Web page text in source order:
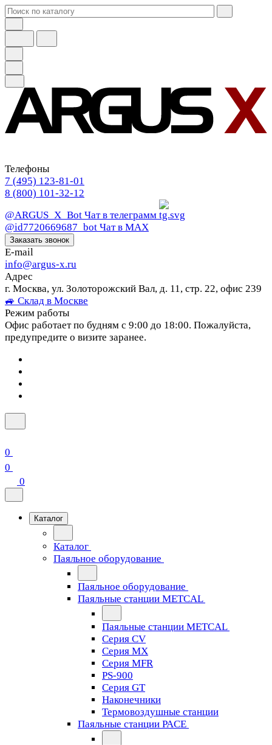
Телефоны
7 (495) 123-81-01
8 (800) 101-32-12
@ARGUS_X_Bot Чат в телеграмм
@id7720669687_bot Чат в МАХ
Заказать звонок
E-mail
info@argus-x.ru
Адрес
г. Москва, ул. Золоторожский Вал, д. 11, стр. 22, офис 239
🚙 Склад в Москве
Режим работы
Офис работает по будням с 9:00 до 18:00. Пожалуйста,
предупредите о визите заранее.
0
0
0
Каталог
Каталог
Паяльное оборудование
Паяльное оборудование
Паяльные станции METCAL
Паяльные станции METCAL
Серия CV
Серия MX
Серия MFR
PS-900
Серия GT
Наконечники
Термовоздушные станции
Паяльные станции PACE